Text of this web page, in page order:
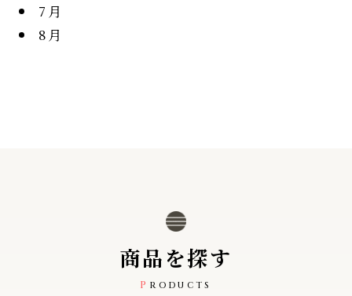
7月
8月
商品を探す
PRODUCTS